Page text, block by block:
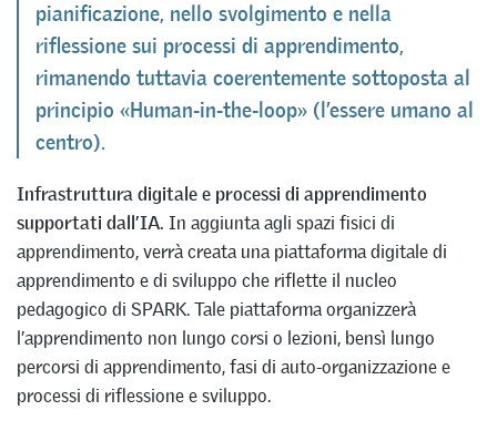
pianificazione, nello svolgimento e nella
riflessione sui processi di apprendimento,
rimanendo tuttavia coerentemente sottoposta al
principio «Human-in-the-loop» (l’essere umano al
centro).
Infrastruttura digitale e processi di apprendimento
supportati dall’IA. In aggiunta agli spazi fisici di
apprendimento, verrà creata una piattaforma digitale di
apprendimento e di sviluppo che riflette il nucleo
pedagogico di SPARK. Tale piattaforma organizzerà
l’apprendimento non lungo corsi o lezioni, bensì lungo
percorsi di apprendimento, fasi di auto-organizzazione e
processi di riflessione e sviluppo.